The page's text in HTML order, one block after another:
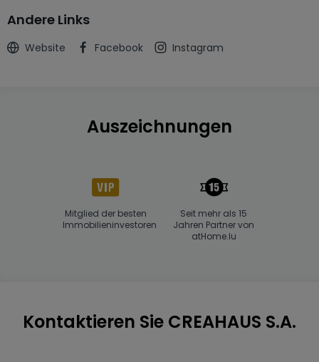
Andere Links
Website Facebook Instagram
Auszeichnungen
Mitglied der besten
Immobilieninvestoren
Seit mehr als 15
Jahren Partner von
atHome.lu
Kontaktieren Sie CREAHAUS S.A.